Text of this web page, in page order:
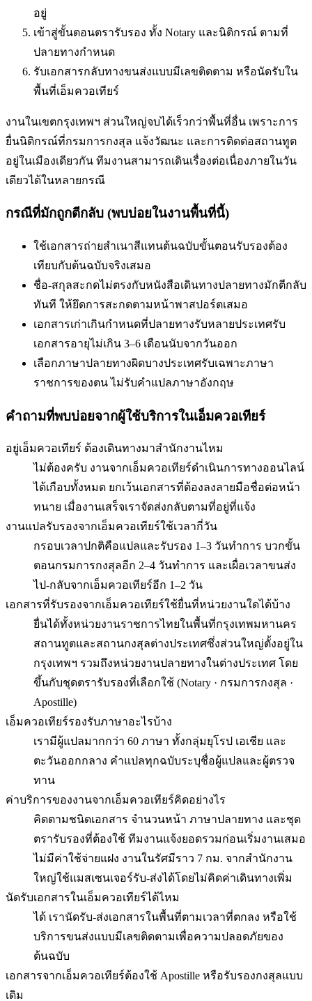
อยู่
เข้าสู่ขั้นตอนตรารับรอง ทั้ง Notary และนิติกรณ์ ตามที่
ปลายทางกำหนด
รับเอกสารกลับทางขนส่งแบบมีเลขติดตาม หรือนัดรับใน
พื้นที่เอ็มควอเทียร์
งานในเขตกรุงเทพฯ ส่วนใหญ่จบได้เร็วกว่าพื้นที่อื่น เพราะการ
ยื่นนิติกรณ์ที่กรมการกงสุล แจ้งวัฒนะ และการติดต่อสถานทูต
อยู่ในเมืองเดียวกัน ทีมงานสามารถเดินเรื่องต่อเนื่องภายในวัน
เดียวได้ในหลายกรณี
กรณีที่มักถูกตีกลับ (พบบ่อยในงานพื้นที่นี้)
ใช้เอกสารถ่ายสำเนาสีแทนต้นฉบับขั้นตอนรับรองต้อง
เทียบกับต้นฉบับจริงเสมอ
ชื่อ-สกุลสะกดไม่ตรงกับหนังสือเดินทางปลายทางมักตีกลับ
ทันที ให้ยึดการสะกดตามหน้าพาสปอร์ตเสมอ
เอกสารเก่าเกินกำหนดที่ปลายทางรับหลายประเทศรับ
เอกสารอายุไม่เกิน 3–6 เดือนนับจากวันออก
เลือกภาษาปลายทางผิดบางประเทศรับเฉพาะภาษา
ราชการของตน ไม่รับคำแปลภาษาอังกฤษ
คำถามที่พบบ่อยจากผู้ใช้บริการในเอ็มควอเทียร์
อยู่เอ็มควอเทียร์ ต้องเดินทางมาสำนักงานไหม
ไม่ต้องครับ งานจากเอ็มควอเทียร์ดำเนินการทางออนไลน์
ได้เกือบทั้งหมด ยกเว้นเอกสารที่ต้องลงลายมือชื่อต่อหน้า
ทนาย เมื่องานเสร็จเราจัดส่งกลับตามที่อยู่ที่แจ้ง
งานแปลรับรองจากเอ็มควอเทียร์ใช้เวลากี่วัน
กรอบเวลาปกติคือแปลและรับรอง 1–3 วันทำการ บวกขั้น
ตอนกรมการกงสุลอีก 2–4 วันทำการ และเผื่อเวลาขนส่ง
ไป-กลับจากเอ็มควอเทียร์อีก 1–2 วัน
เอกสารที่รับรองจากเอ็มควอเทียร์ใช้ยื่นที่หน่วยงานใดได้บ้าง
ยื่นได้ทั้งหน่วยงานราชการไทยในพื้นที่กรุงเทพมหานคร
สถานทูตและสถานกงสุลต่างประเทศซึ่งส่วนใหญ่ตั้งอยู่ใน
กรุงเทพฯ รวมถึงหน่วยงานปลายทางในต่างประเทศ โดย
ขึ้นกับชุดตรารับรองที่เลือกใช้ (Notary · กรมการกงสุล ·
Apostille)
เอ็มควอเทียร์รองรับภาษาอะไรบ้าง
เรามีผู้แปลมากกว่า 60 ภาษา ทั้งกลุ่มยุโรป เอเชีย และ
ตะวันออกกลาง คำแปลทุกฉบับระบุชื่อผู้แปลและผู้ตรวจ
ทาน
ค่าบริการของงานจากเอ็มควอเทียร์คิดอย่างไร
คิดตามชนิดเอกสาร จำนวนหน้า ภาษาปลายทาง และชุด
ตรารับรองที่ต้องใช้ ทีมงานแจ้งยอดรวมก่อนเริ่มงานเสมอ
ไม่มีค่าใช้จ่ายแฝง งานในรัศมีราว 7 กม. จากสำนักงาน
ใหญ่ใช้แมสเซนเจอร์รับ-ส่งได้โดยไม่คิดค่าเดินทางเพิ่ม
นัดรับเอกสารในเอ็มควอเทียร์ได้ไหม
ได้ เรานัดรับ-ส่งเอกสารในพื้นที่ตามเวลาที่ตกลง หรือใช้
บริการขนส่งแบบมีเลขติดตามเพื่อความปลอดภัยของ
ต้นฉบับ
เอกสารจากเอ็มควอเทียร์ต้องใช้ Apostille หรือรับรองกงสุลแบบ
เดิม